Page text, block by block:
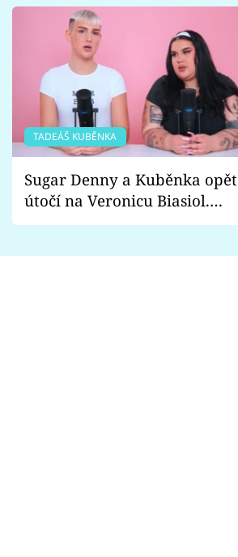
TADEÁŠ KUBĚNKA
Sugar Denny a Kuběnka opět
útočí na Veronicu Biasiol.
Proč je podle nich falešná a